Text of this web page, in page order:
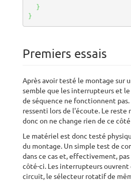
}
}
Premiers essais
Après avoir testé le montage sur
semble que les interrupteurs et
de séquence ne fonctionnent
ressenti lors de l'écoute. Le reste
donc on ne change rien de ce côté
Le matériel est donc testé
du montage. Un simple test de
dans ce cas et, effectivement, pas
côté-ci. Les interrupteurs
circuit, le sélecteur rotatif de